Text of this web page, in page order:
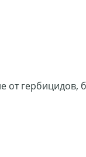
от гербицидов,